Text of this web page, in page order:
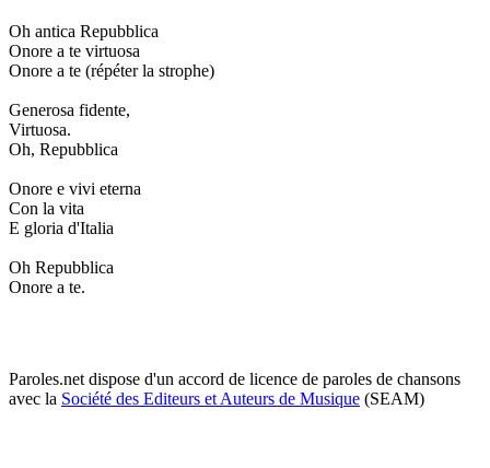
Oh antica Repubblica
Onore a te virtuosa
Onore a te (répéter la strophe)
Generosa fidente,
Virtuosa.
Oh, Repubblica
Onore e vivi eterna
Con la vita
E gloria d'Italia
Oh Repubblica
Onore a te.
Paroles.net dispose d'un accord de licence de paroles de chansons
avec la Société des Editeurs et Auteurs de Musique (SEAM)